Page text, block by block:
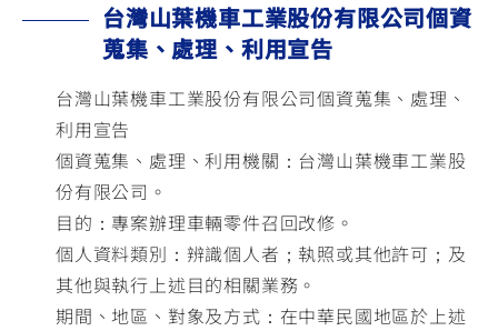
台灣山葉機車工業股份有限公司個資
蒐集、處理、利用宣告
台灣山葉機車工業股份有限公司個資蒐集、處理、
利用宣告
個資蒐集、處理、利用機關：台灣山葉機車工業股
份有限公司。
目的：專案辦理車輛零件召回改修。
個人資料類別：辨識個人者；執照或其他許可；及
其他與執行上述目的相關業務。
期間、地區、對象及方式：在中華民國地區於上述